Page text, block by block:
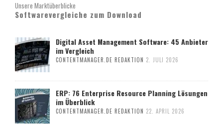
Unsere Marktüberblicke
Softwarevergleiche zum Download
Digital Asset Management Software: 45 Anbieter
im Vergleich
CONTENTMANAGER.DE REDAKTION 2. JULI 2026
ERP: 76 Enterprise Resource Planning Lösungen
im Überblick
CONTENTMANAGER.DE REDAKTION 22. APRIL 2026